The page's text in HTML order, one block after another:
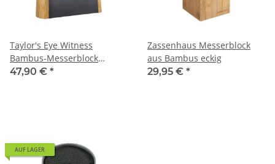
Taylor's Eye Witness
Bambus-Messerblock
doppelseitig magnetisch
47,90 € *
Zassenhaus Messerblock
aus Bambus eckig
29,95 € *
AUF LAGER